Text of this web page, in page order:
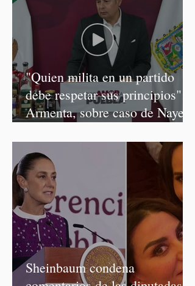
"Quien milita en un partido
debe respetar sus principios":
Armenta, sobre caso de Nayeli
Sheinbaum condena